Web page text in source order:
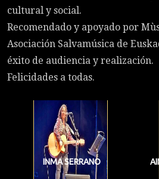
cultural y social.
Recomendado y apoyado por
Asociación Salvamúsica de
éxito de audiencia y realización.
Felicidades a todas.
INMA SERRANO